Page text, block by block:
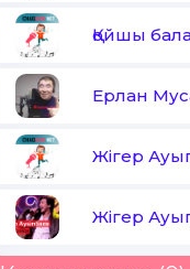
Қойшы
Ерлан
Жігер
Жігер